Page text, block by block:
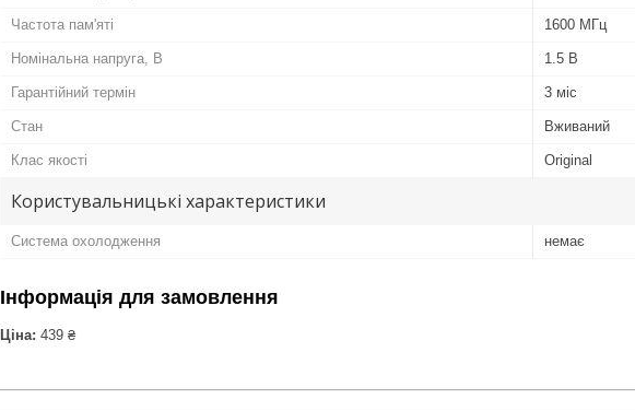
Частота пам'яті 1600 МГц
Номінальна напруга, В 1.5 В
Гарантійний термін 3 міс
Стан Вживаний
Клас якості Original
Користувальницькі характеристики
Система охолодження немає
Інформація для замовлення
Ціна: 439 ₴